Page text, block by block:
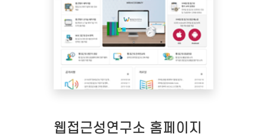
웹접근성연구소 홈페이지